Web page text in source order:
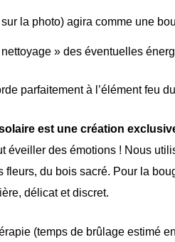
la photo) agira comme une
» des éventuelles
parfaitement à l’élément feu
est une création
éveiller des émotions ! Nous
fleurs, du bois sacré. Pour la
délicat et discret.
(temps de brûlage estimé